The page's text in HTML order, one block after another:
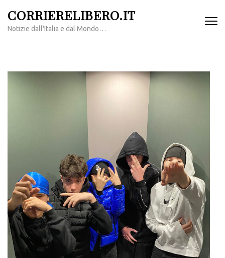
contenuto
CORRIERELIBERO.IT
Notizie dall'Italia e dal Mondo…